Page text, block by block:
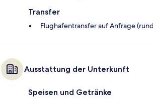
Transfer
Flughafentransfer auf Anfrage
Ausstattung der Unterkunft
Speisen und Getränke